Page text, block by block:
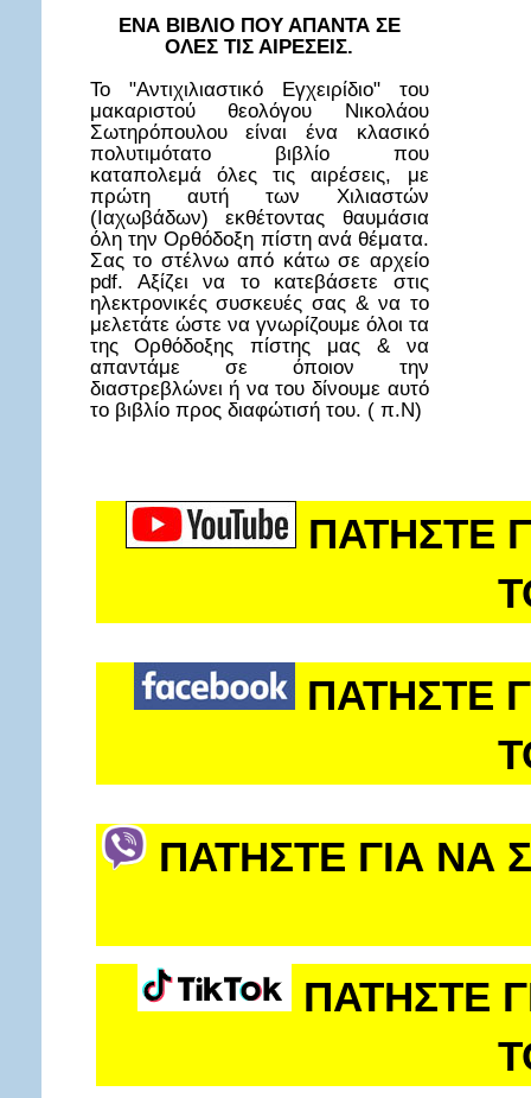
ΕΝΑ ΒΙΒΛΙΟ ΠΟΥ ΑΠΑΝΤΑ ΣΕ
ΟΛΕΣ ΤΙΣ ΑΙΡΕΣΕΙΣ.
Το "Αντιχιλιαστικό Εγχειρίδιο" του
μακαριστού θεολόγου Νικολάου
Σωτηρόπουλου είναι ένα κλασικό
πολυτιμότατο βιβλίο που
καταπολεμά όλες τις αιρέσεις, με
πρώτη αυτή των Χιλιαστών
(Ιαχωβάδων) εκθέτοντας θαυμάσια
όλη την Ορθόδοξη πίστη ανά θέματα.
Σας το στέλνω από κάτω σε αρχείο
pdf. Αξίζει να το κατεβάσετε στις
ηλεκτρονικές συσκευές σας & να το
μελετάτε ώστε να γνωρίζουμε όλοι τα
της Ορθόδοξης πίστης μας & να
απαντάμε σε όποιον την
διαστρεβλώνει ή να του δίνουμε αυτό
το βιβλίο προς διαφώτισή του. ( π.Ν)
ΠΑΤΗΣΤΕ
ΠΑΤΗΣΤΕ
ΠΑΤΗΣΤΕ ΓΙΑ ΝΑ
ΠΑΤΗΣΤΕ